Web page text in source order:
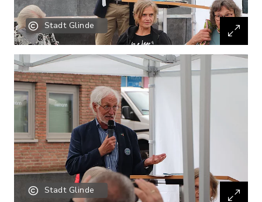
Stadt Glinde
Stadt Glinde